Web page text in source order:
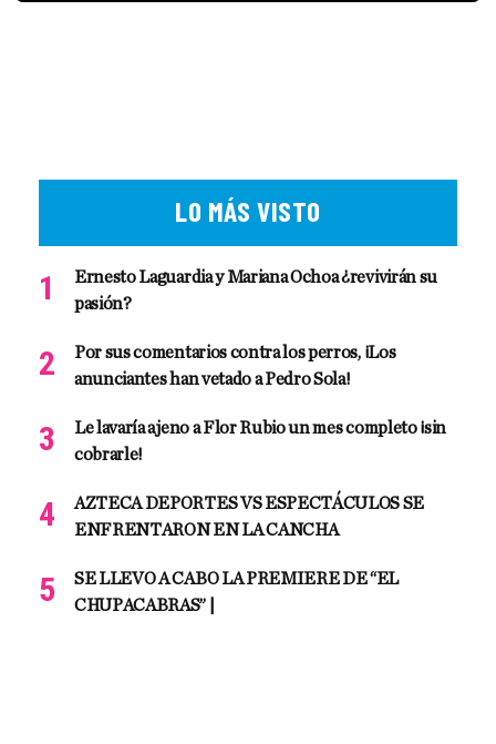
LO MÁS VISTO
Ernesto Laguardia y Mariana Ochoa ¿revivirán su
pasión?
Por sus comentarios contra los perros, ¡Los
anunciantes han vetado a Pedro Sola!
Le lavaría ajeno a Flor Rubio un mes completo ¡sin
cobrarle!
AZTECA DEPORTES VS ESPECTÁCULOS SE
ENFRENTARON EN LA CANCHA
SE LLEVO A CABO LA PREMIERE DE “EL
CHUPACABRAS” |